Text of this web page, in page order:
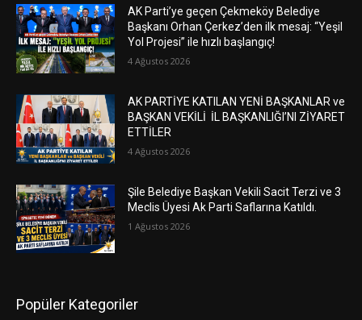
AK Parti’ye geçen Çekmeköy Belediye
Başkanı Orhan Çerkez’den ilk mesaj: “Yeşil
Yol Projesi” ile hızlı başlangıç!
4 Ağustos 2026
AK PARTİYE KATILAN YENİ BAŞKANLAR ve
BAŞKAN VEKİLİ İL BAŞKANLIĞI’NI ZİYARET
ETTİLER
4 Ağustos 2026
Şile Belediye Başkan Vekili Sacit Terzi ve 3
Meclis Üyesi Ak Parti Saflarına Katıldı.
1 Ağustos 2026
Popüler Kategoriler